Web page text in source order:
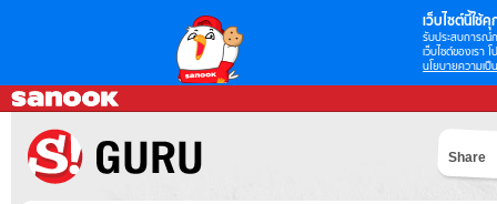
เว็บไซต์นี้ใช้คุ
รับประสบการณ์
เว็บไซต์ของเรา
นโยบายความเป็
Share